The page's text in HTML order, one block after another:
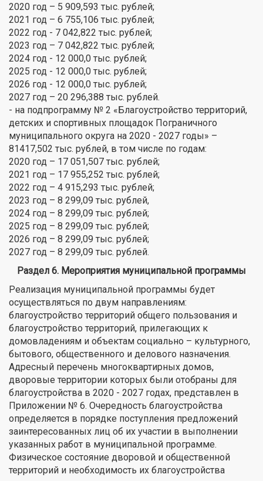
2020 год – 5 909,593 тыс. рублей;
2021 год – 6 755,106 тыс. рублей;
2022 год - 7 042,822 тыс. рублей;
2023 год – 7 042,822 тыс. рублей;
2024 год - 12 000,0 тыс. рублей;
2025 год - 12 000,0 тыс. рублей;
2026 год - 12 000,0 тыс. рублей;
2027 год – 20 296,388 тыс. рублей.
- на подпрограмму № 2 «Благоустройство территорий,
детских и спортивных площадок Пограничного
муниципального округа на 2020 - 2027 годы» –
81417,502 тыс. рублей, в том числе по годам:
2020 год – 17 051,507 тыс. рублей;
2021 год – 17 955,252 тыс. рублей;
2022 год – 4 915,293 тыс. рублей;
2023 год – 8 299,09 тыс. рублей,
2024 год – 8 299,09 тыс. рублей;
2025 год – 8 299,09 тыс. рублей;
2026 год – 8 299,09 тыс. рублей;
2027 год – 8 299,09 тыс. рублей.
Раздел 6. Мероприятия муниципальной программы
Реализация муниципальной программы будет
осуществляться по двум направлениям:
благоустройство территорий общего пользования и
благоустройство территорий, прилегающих к
домовладениям и объектам социально – культурного,
бытового, общественного и делового назначения.
Адресный перечень многоквартирных домов,
дворовые территории которых были отобраны для
благоустройства в 2020 - 2027 годах, представлен в
Приложении № 6. Очередность благоустройства
определяется в порядке поступления предложений
заинтересованных лиц об их участии в выполнении
указанных работ в муниципальной программе.
Физическое состояние дворовой и общественной
территорий и необходимость их благоустройства